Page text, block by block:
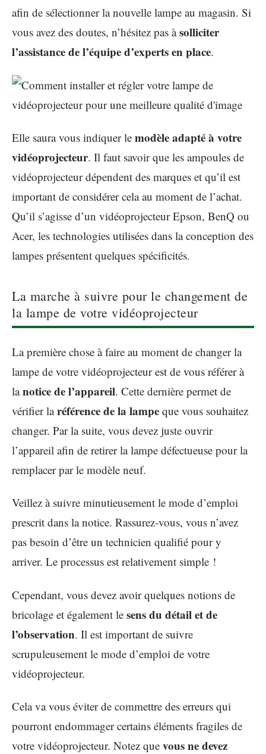
afin de sélectionner la nouvelle lampe au magasin. Si
vous avez des doutes, n’hésitez pas àsolliciter
l’assistance de l’équipe d’experts en place.
Elle saura vous indiquer le modèle adapté à votre
vidéoprojecteur. Il faut savoir que les ampoules de
vidéoprojecteur dépendent des marques et qu’il est
important de considérer cela au moment de l’achat.
Qu’il s’agisse d’un vidéoprojecteur Epson, BenQ ou
Acer, les technologies utilisées dans la conception des
lampes présentent quelques spécificités.
La marche à suivre pour le changement de
la lampe de votre vidéoprojecteur
La première chose à faire au moment de changer la
lampe de votre vidéoprojecteur est de vous référer à
lanotice de l’appareil. Cette dernière permet de
vérifier laréférence de la lampe que vous souhaitez
changer. Par la suite, vous devez juste ouvrir
l’appareil afin de retirer la lampe défectueuse pour la
remplacer par le modèle neuf.
Veillez à suivre minutieusement le mode d’emploi
prescrit dans la notice. Rassurez-vous, vous n’avez
pas besoin d’être un technicien qualifié pour y
arriver. Le processus est relativement simple !
Cependant, vous devez avoir quelques notions de
bricolage et également le sens du détail et de
l’observation. Il est important de suivre
scrupuleusement le mode d’emploi de votre
vidéoprojecteur.
Cela va vous éviter de commettre des erreurs qui
pourront endommager certains éléments fragiles de
votre vidéoprojecteur. Notez que vous ne devez